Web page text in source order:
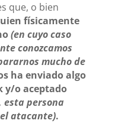
que, o bien
físicamente
(en cuyo caso
conozcamos
mucho de
ha enviado algo
y/o aceptado
esta persona
atacante).